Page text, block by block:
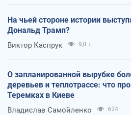
На чьей стороне истории
Дональд Трамп?
Виктор Каспрук 9,0 т.
О запланированной вырубке
деревьев и теплотрассе: что
Теремках в Киеве
Владислав Самойленко 624